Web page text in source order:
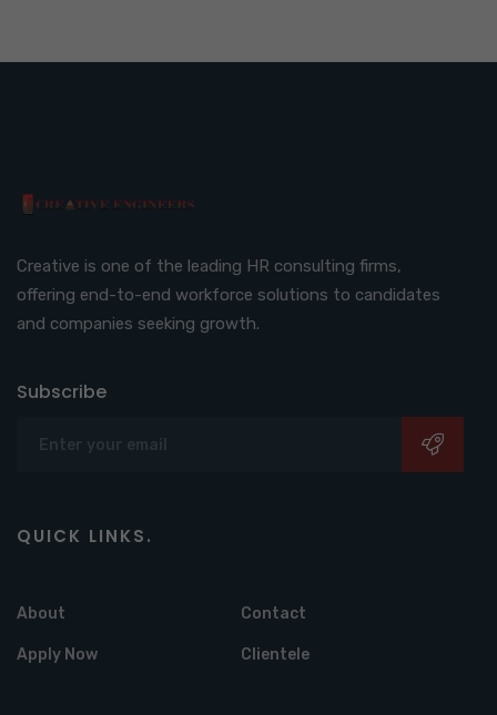
Creative is one of the leading HR consulting firms,
offering end-to-end workforce solutions to candidates
and companies seeking growth.
Subscribe
QUICK LINKS.
About Contact
Apply Now Clientele